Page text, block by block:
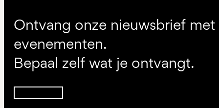
Ontvang onze nieuwsbrief
evenementen.
Bepaal zelf wat je ontvangt.